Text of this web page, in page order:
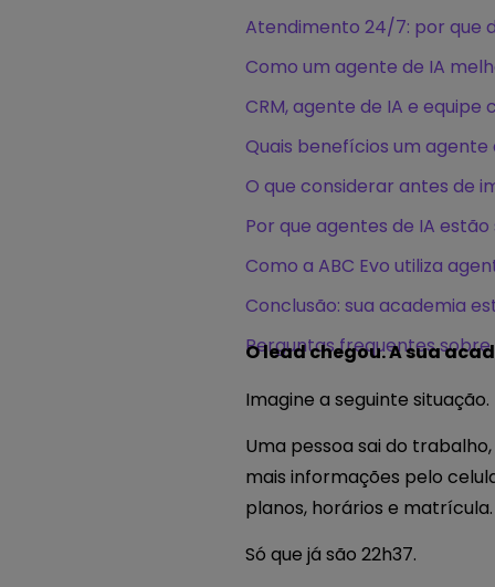
Atendimento 24/7: por que
Como um agente de IA
CRM, agente de IA e
Quais benefícios um
O que considerar antes de
Por que agentes de IA
Como a ABC Evo utiliza
Conclusão: sua academia
Perguntas frequentes
O lead chegou. A sua
Imagine a seguinte situação.
Uma pessoa sai do
mais informações pelo
planos, horários e matrícula.
Só que já são 22h37.